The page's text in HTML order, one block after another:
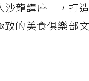
龍講座」，打造
的美食俱樂部文